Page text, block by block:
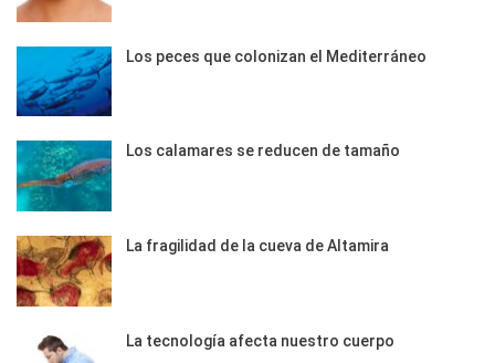
Los peces que colonizan el Mediterráneo
Los calamares se reducen de tamaño
La fragilidad de la cueva de Altamira
La tecnología afecta nuestro cuerpo